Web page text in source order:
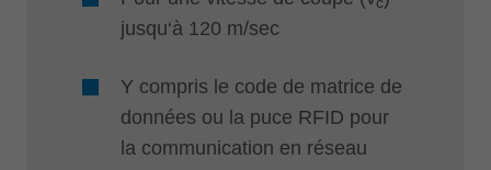
jusqu‘à 120 m/sec
Y compris le code de matrice de
données ou la puce RFID pour
la communication en réseau